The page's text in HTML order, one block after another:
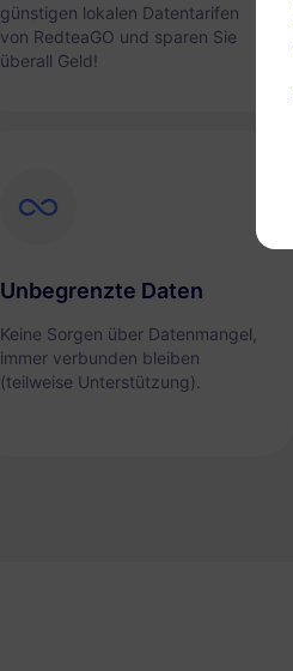
günstigen lokalen Datentarifen
von RedteaGO und sparen Sie
überall Geld!
Unbegrenzte Daten
Keine Sorgen über Datenmangel,
immer verbunden bleiben
(teilweise Unterstützung).